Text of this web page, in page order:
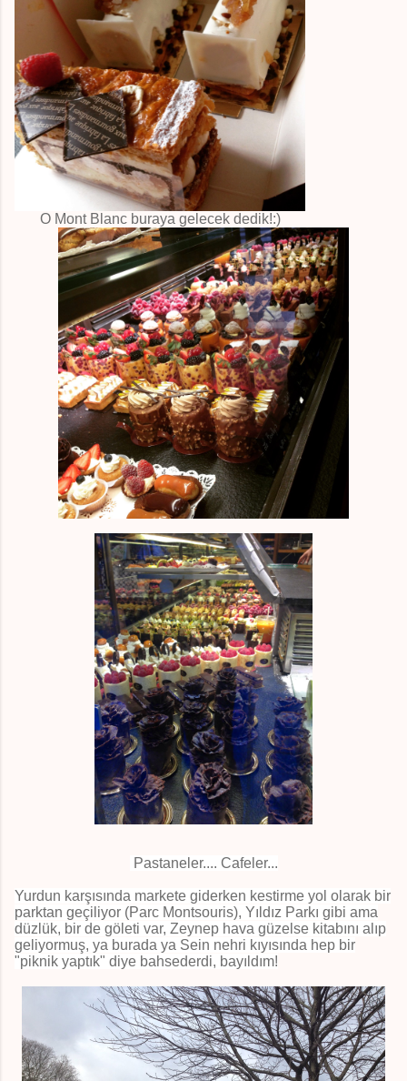
O Mont Blanc buraya gelecek dedik!:)
Pastaneler.... Cafeler...
Yurdun karşısında markete giderken kestirme yol olarak bir
parktan geçiliyor (Parc Montsouris), Yıldız Parkı gibi ama
düzlük, bir de göleti var, Zeynep hava güzelse kitabını alıp
geliyormuş, ya burada ya Sein nehri kıyısında hep bir
"piknik yaptık" diye bahsederdi, bayıldım!